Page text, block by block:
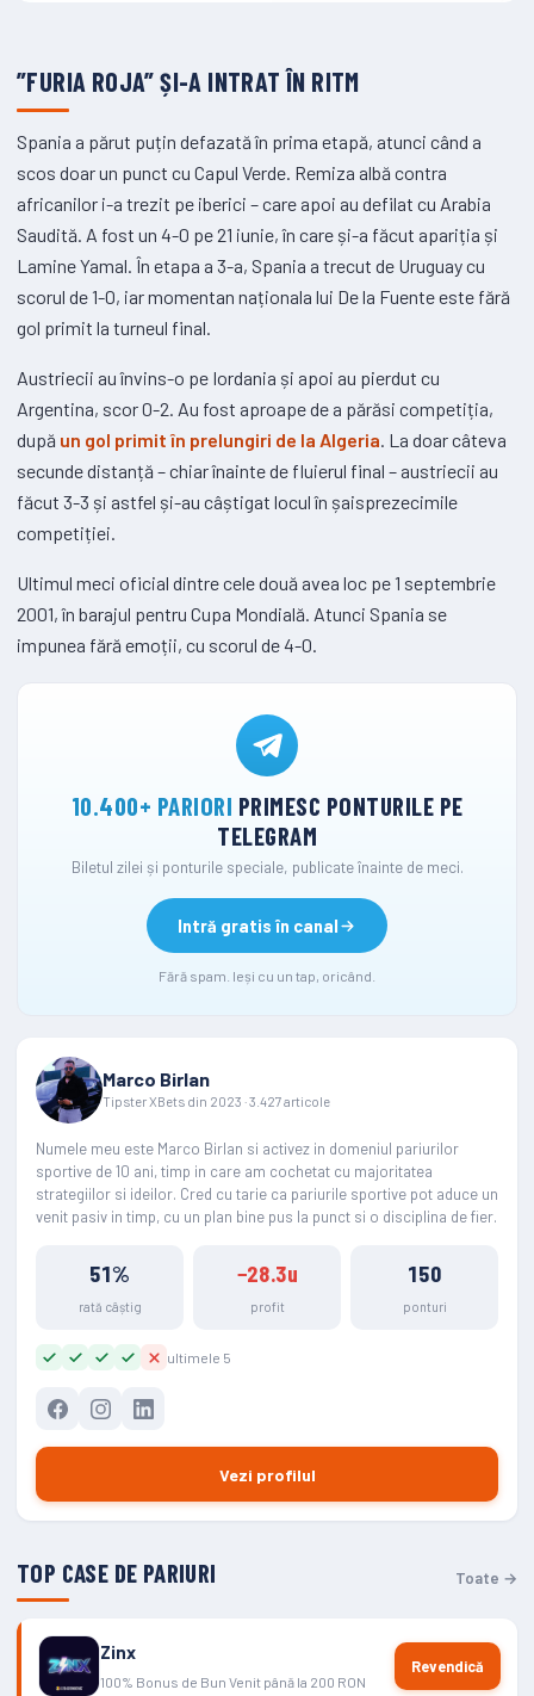
”FURIA ROJA” ȘI-A INTRAT ÎN RITM
Spania a părut puțin defazată în prima etapă, atunci când a
scos doar un punct cu Capul Verde. Remiza albă contra
africanilor i-a trezit pe iberici – care apoi au defilat cu Arabia
Saudită. A fost un 4-0 pe 21 iunie, în care și-a făcut apariția și
Lamine Yamal. În etapa a 3-a, Spania a trecut de Uruguay cu
scorul de 1-0, iar momentan naționala lui De la Fuente este fără
gol primit la turneul final.
Austriecii au învins-o pe Iordania și apoi au pierdut cu
Argentina, scor 0-2. Au fost aproape de a părăsi competiția,
după un gol primit în prelungiri de la Algeria. La doar câteva
secunde distanță – chiar înainte de fluierul final – austriecii au
făcut 3-3 și astfel și-au câștigat locul în șaisprezecimile
competiției.
Ultimul meci oficial dintre cele două avea loc pe 1 septembrie
2001, în barajul pentru Cupa Mondială. Atunci Spania se
impunea fără emoții, cu scorul de 4-0.
10.400+ PARIORI PRIMESC PONTURILE PE
TELEGRAM
Biletul zilei și ponturile speciale, publicate înainte de meci.
Intră gratis în canal
Fără spam. Ieși cu un tap, oricând.
Marco Birlan
Tipster XBets din 2023 · 3.427 articole
Numele meu este Marco Birlan si activez in domeniul pariurilor
sportive de 10 ani, timp in care am cochetat cu majoritatea
strategiilor si ideilor. Cred cu tarie ca pariurile sportive pot aduce un
venit pasiv in timp, cu un plan bine pus la punct si o disciplina de fier.
51%
rată câștig
−28.3u
profit
150
ponturi
ultimele 5
Vezi profilul
TOP CASE DE PARIURI Toate →
Zinx
100% Bonus de Bun Venit până la 200 RON
Revendică